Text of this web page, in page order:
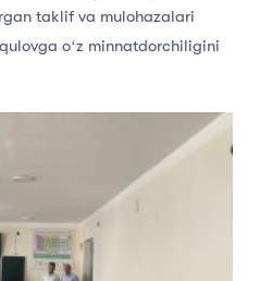
taklif va mulohazalari
oʻz minnatdorchiligini